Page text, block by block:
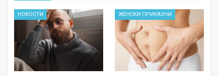
НОВОСТИ ЖЕНСКИ ПРИКАЗНИ